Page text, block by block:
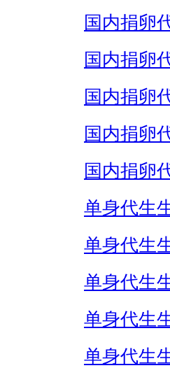
国内捐卵
国内捐卵
国内捐卵
国内捐卵
国内捐卵
单身代生
单身代生
单身代生
单身代生
单身代生